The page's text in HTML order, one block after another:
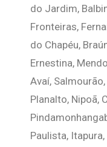
do Jardim,
Fronteiras,
do Chapéu,
Ernestina,
Avaí,
Planalto, Nipoã,
Paulista,